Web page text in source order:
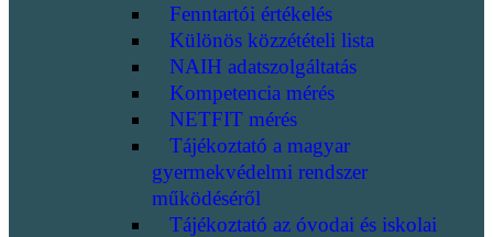
Fenntartói értékelés
Különös közzétételi lista
NAIH adatszolgáltatás
Kompetencia mérés
NETFIT mérés
Tájékoztató a magyar
gyermekvédelmi rendszer
működéséről
Tájékoztató az óvodai és iskolai